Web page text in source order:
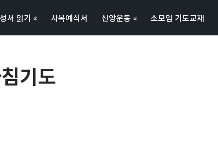
성서 읽기 사목예식서 신앙운동 소모임 기도교재
기도